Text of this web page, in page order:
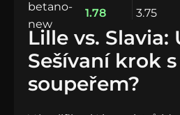
1.78
3.75
Lille vs. Slavia:
Sešívaní krok
soupeřem?